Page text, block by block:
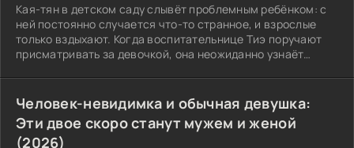
Кая-тян в детском саду слывёт проблемным ребёнком: с
ней постоянно случается что-то странное, и взрослые
только вздыхают. Когда воспитательнице Тиэ поручают
присматривать за девочкой, она неожиданно узнаёт
духов и умеет побеждать их одним
Человек-невидимка и обычная девушка:
Эти двое скоро станут мужем и женой
(2026)